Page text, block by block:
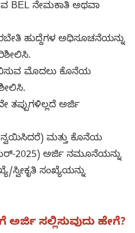
BEL ನೇಮಕಾತಿ ಅಥವಾ
ಹುದ್ದೆಗಳ ಅಧಿಸೂಚನೆಯನ್ನು
ಮೊದಲು ಕೊನೆಯ
ತಪ್ಪುಗಳಿಲ್ಲದೆ ಅರ್ಜಿ
ಮತ್ತು ಕೊನೆಯ
2025) ಅರ್ಜಿ ನಮೂನೆಯನ್ನು
ಸಂಖ್ಯೆಯನ್ನು
ಅರ್ಜಿ ಸಲ್ಲಿಸುವುದು ಹೇಗೆ?